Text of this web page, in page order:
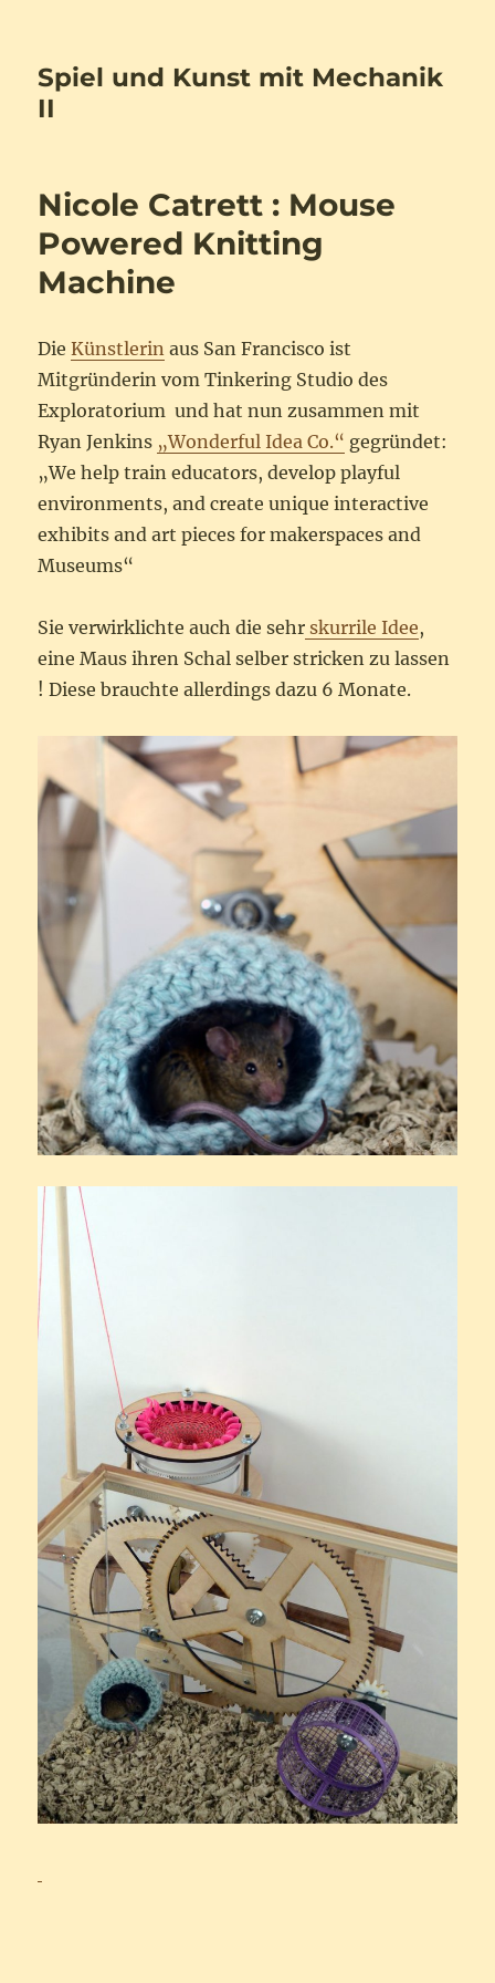
Spiel und Kunst mit Mechanik
II
Nicole Catrett : Mouse
Powered Knitting
Machine
DieKünstlerin aus San Francisco ist
Mitgründerin vom Tinkering Studio des
Exploratorium und hat nun zusammen mit
Ryan Jenkins „Wonderful Idea Co.“ gegründet:
„We help train educators, develop playful
environments, and create unique interactive
exhibits and art pieces for makerspaces and
Museums“
Sie verwirklichte auch die sehr skurrile Idee,
eine Maus ihren Schal selber stricken zu lassen
! Diese brauchte allerdings dazu 6 Monate.